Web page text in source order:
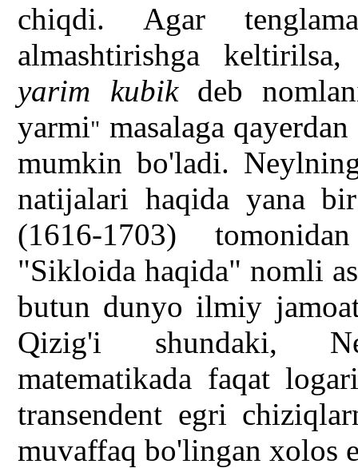
chiqdi. Agar
almashtirishga
yarim kubikdeb
yarmi" masalaga
mumkin bo'ladi.
natijalari haqida yana
(1616-1703)
"Sikloida haqida" nomli
butun dunyo ilmiy
Qizig'i shundaki,
matematikada faqat
transendent egri
muvaffaq bo'lingan xolos